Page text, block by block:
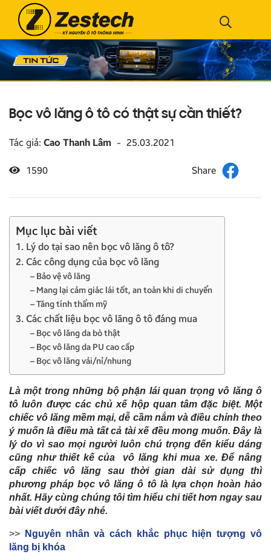
Bọc vô lăng ô tô có thật sự cần thiết?
Tác giả: Cao Thanh Lâm - 25.03.2021
1590
Mục lục bài viết
1. Lý do tại sao nên bọc vô lăng ô tô?
2. Các công dụng của bọc vô lăng
– Bảo vệ vô lăng
– Mang lại cảm giác lái tốt, an toàn khi di chuyển
– Tăng tính thẩm mỹ
3. Các chất liệu bọc vô lăng ô tô đáng mua
– Bọc vô lăng da bò thật
– Bọc vô lăng da PU cao cấp
– Bọc vô lăng vải/nỉ/nhung
Là một trong những bộ phận lái quan trọng vô lăng ô
tô luôn được các chủ xế hộp quan tâm đặc biệt. Một
chiếc vô lăng mềm mại, dễ cầm nắm và điều chỉnh theo
ý muốn là điều mà tất cả tài xế đều mong muốn. Đây là
lý do vì sao mọi người luôn chú trọng đến kiểu dáng
cũng như thiết kế của vô lăng khi mua xe. Để nâng
cấp chiếc vô lăng sau thời gian dài sử dụng thì
phương pháp bọc vô lăng ô tô là lựa chọn hoàn hảo
nhất. Hãy cùng chúng tôi tìm hiểu chi tiết hơn ngay sau
bài viết dưới đây nhé.
>>
Nguyên nhân và cách khắc phục hiện tượng vô
lăng bị khóa